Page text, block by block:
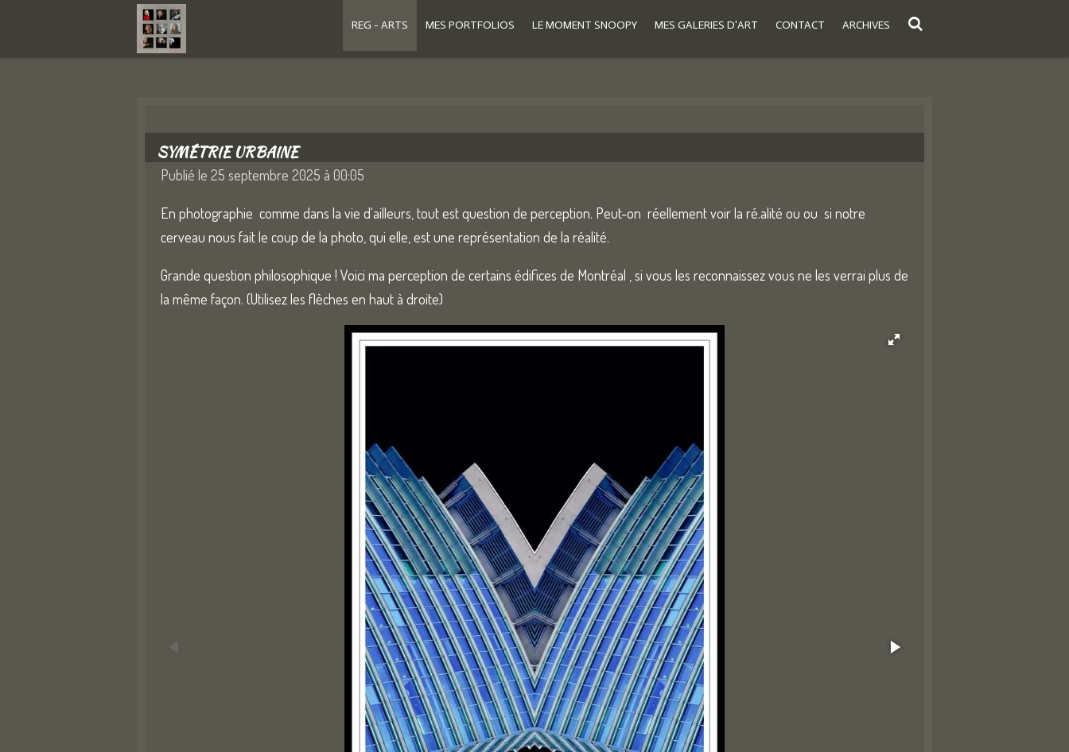
REG - ARTS MES PORTFOLIOS LE MOMENT SNOOPY MES GALERIES D'ART CONTACT ARCHIVES
SYMÉTRIE URBAINE
Publié le 25 septembre 2025 à 00:05
En photographie comme dans la vie d'ailleurs, tout est question de perception. Peut-on réellement voir la ré.alité ou ou si notre
cerveau nous fait le coup de la photo, qui elle, est une représentation de la réalité.
Grande question philosophique ! Voici ma perception de certains édifices de Montréal , si vous les reconnaissez vous ne les verrai plus de
la même façon. (Utilisez les flèches en haut à droite)